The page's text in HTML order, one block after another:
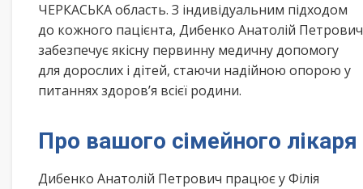
ЧЕРКАСЬКА область. З індивідуальним підходом
до кожного пацієнта, Дибенко Анатолій Петрович
забезпечує якісну первинну медичну допомогу
для дорослих і дітей, стаючи надійною опорою у
питаннях здоров’я всієї родини.
Про вашого сімейного лікаря
Дибенко Анатолій Петрович працює у Філія